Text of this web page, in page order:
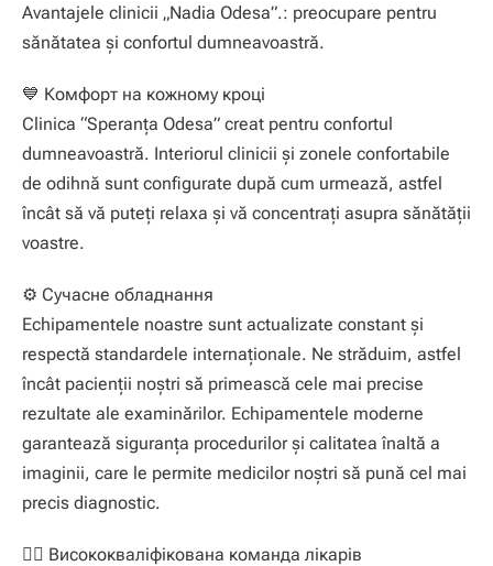
Avantajele clinicii „Nadia Odesa”.: preocupare pentru
sănătatea și confortul dumneavoastră.
💙 Комфорт на кожному кроці
Clinica “Speranţa Odesa” creat pentru confortul
dumneavoastră. Interiorul clinicii și zonele confortabile
de odihnă sunt configurate după cum urmează, astfel
încât să vă puteți relaxa și vă concentrați asupra sănătății
voastre.
⚙️ Сучасне обладнання
Echipamentele noastre sunt actualizate constant și
respectă standardele internaționale. Ne străduim, astfel
încât pacienții noștri să primească cele mai precise
rezultate ale examinărilor. Echipamentele moderne
garantează siguranța procedurilor și calitatea înaltă a
imaginii, care le permite medicilor noștri să pună cel mai
precis diagnostic.
👩‍⚕️ Висококваліфікована команда лікарів